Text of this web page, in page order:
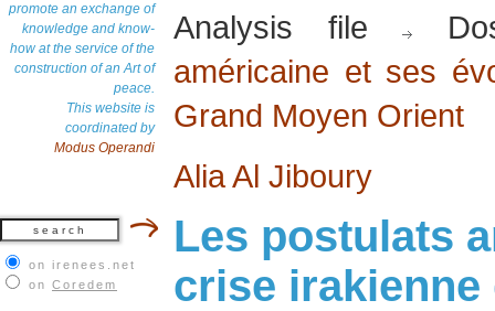
promote an exchange of
knowledge and know-
how at the service of the
construction of an Art of
peace.
This website is
coordinated by
Modus Operandi
on irenees.net
on Coredem
Analysis file
américaine et ses
Grand Moyen Orient
Alia Al Jiboury
Les postulats
crise irakienne